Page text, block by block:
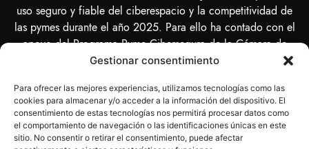
Gestionar consentimiento
Para ofrecer las mejores experiencias, utilizamos tecnologías como las
cookies para almacenar y/o acceder a la información del dispositivo. El
consentimiento de estas tecnologías nos permitirá procesar datos como
el comportamiento de navegación o las identificaciones únicas en este
sitio. No consentir o retirar el consentimiento, puede afectar
uso seguro y fiable del ciberespacio y la competitividad de
las pymes durante el año 2025. Para ello ha contado con el
apoyo del Programa Pyme Cibersegura de la Cámara de
Comercio de Málaga. #EuropaSeSiente”
“NUSA PUERTO DE MALAGA SL ha sido beneficiaria del